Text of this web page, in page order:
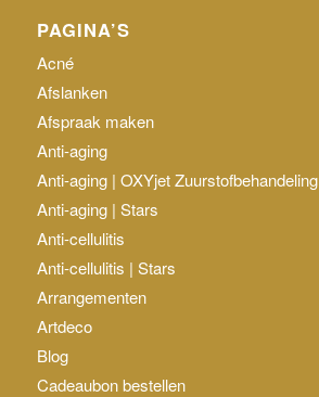
PAGINA’S
Acné
Afslanken
Afspraak maken
Anti-aging
Anti-aging | OXYjet Zuurstofbehandeling
Anti-aging | Stars
Anti-cellulitis
Anti-cellulitis | Stars
Arrangementen
Artdeco
Blog
Cadeaubon bestellen